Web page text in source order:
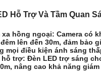
Hỗ Trợ Và Tầm Quan
xa hồng ngoại: Camera có
lên đến 30m, đảm bảo
mọi điều kiện ánh sáng
hỗ trợ: Đèn LED trợ sáng
nâng cao khả năng